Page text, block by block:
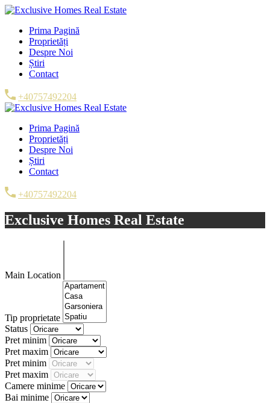
Prima Pagină
Proprietăți
Despre Noi
Știri
Contact
+40757492204
Prima Pagină
Proprietăți
Despre Noi
Știri
Contact
+40757492204
Exclusive Homes Real Estate
Main Location
Tip proprietate
Status
Pret minim
Pret maxim
Pret minim
Pret maxim
Camere minime
Bai minime